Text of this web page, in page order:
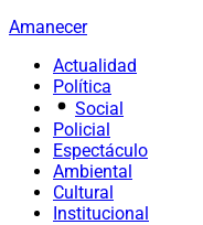
Amanecer
Actualidad
Política
Social
Policial
Espectáculo
Ambiental
Cultural
Institucional